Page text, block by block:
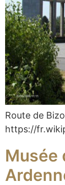
Route de
https://
Musée